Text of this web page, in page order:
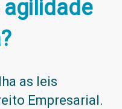
as leis
Empresarial.